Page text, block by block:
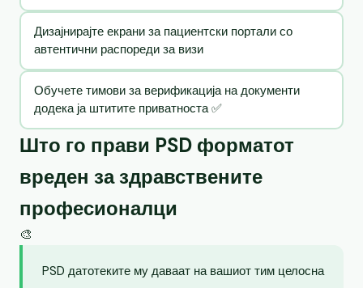
Дизајнирајте екрани за пациентски портали со
автентични распореди за визи
Обучете тимови за верификација на документи
додека ја штитите приватноста ✅
Што го прави PSD форматот
вреден за здравствените
професионалци
🎨
PSD датотеките му даваат на вашиот тим целосна